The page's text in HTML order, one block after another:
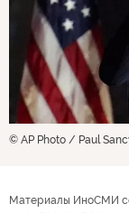
© AP Photo / Paul
Материалы ИноСМИ